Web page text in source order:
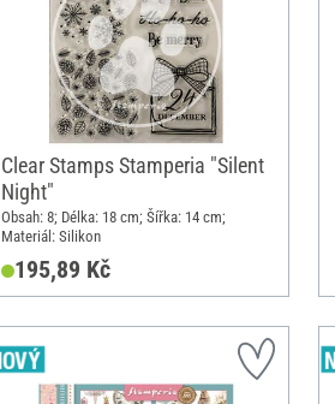
Clear Stamps Stamperia "Silent
Night"
Obsah: 8; Délka: 18 cm; Šířka: 14 cm;
Materiál: Silikon
195,89 Kč